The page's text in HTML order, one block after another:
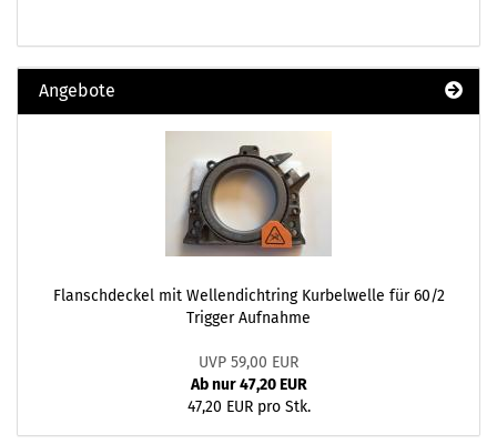
Angebote
Flanschdeckel mit Wellendichtring Kurbelwelle für 60/2
Trigger Aufnahme
UVP 59,00 EUR
Ab nur 47,20 EUR
47,20 EUR pro Stk.